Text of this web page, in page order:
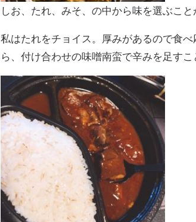
しお、たれ、みそ、の中から味を選ぶこと
私はたれをチョイス。厚みがあるので食
ら、付け合わせの味噌南蛮で辛みを足すこ